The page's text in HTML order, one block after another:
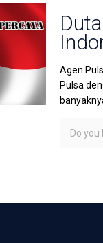
Agen
Pulsa
Do you